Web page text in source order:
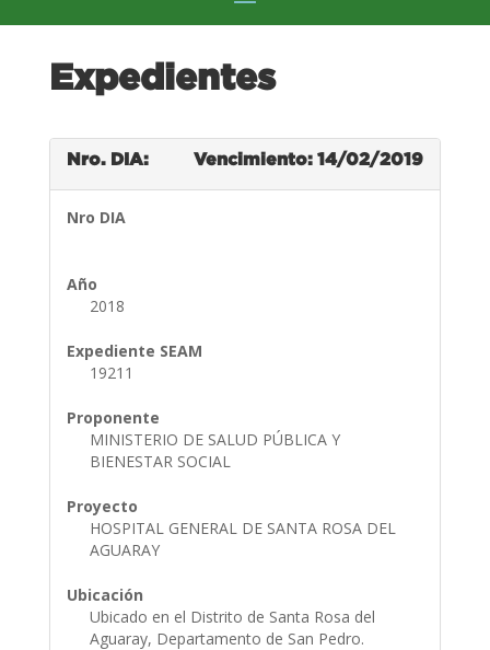
Expedientes
Nro. DIA: Vencimiento: 14/02/2019
Nro DIA
Año
2018
Expediente SEAM
19211
Proponente
MINISTERIO DE SALUD PÚBLICA Y
BIENESTAR SOCIAL
Proyecto
HOSPITAL GENERAL DE SANTA ROSA DEL
AGUARAY
Ubicación
Ubicado en el Distrito de Santa Rosa del
Aguaray, Departamento de San Pedro.